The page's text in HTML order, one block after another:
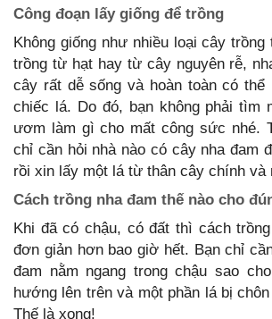
Công đoạn lấy giống để trồng
Không giống như nhiều loại cây trồng
trồng từ hạt hay từ cây nguyên rễ,
cây rất dễ sống và hoàn toàn có
chiếc lá. Do đó, bạn không phải tìm
ươm làm gì cho mất công sức nhé.
chỉ cần hỏi nhà nào có cây nha đam
rồi xin lấy một lá từ thân cây chính và
Cách trồng nha đam thế nào cho
Khi đã có chậu, có đất thì cách
đơn giản hơn bao giờ hết. Bạn chỉ
đam nằm ngang trong chậu sao
hướng lên trên và một phần lá bị
Thế là xong!